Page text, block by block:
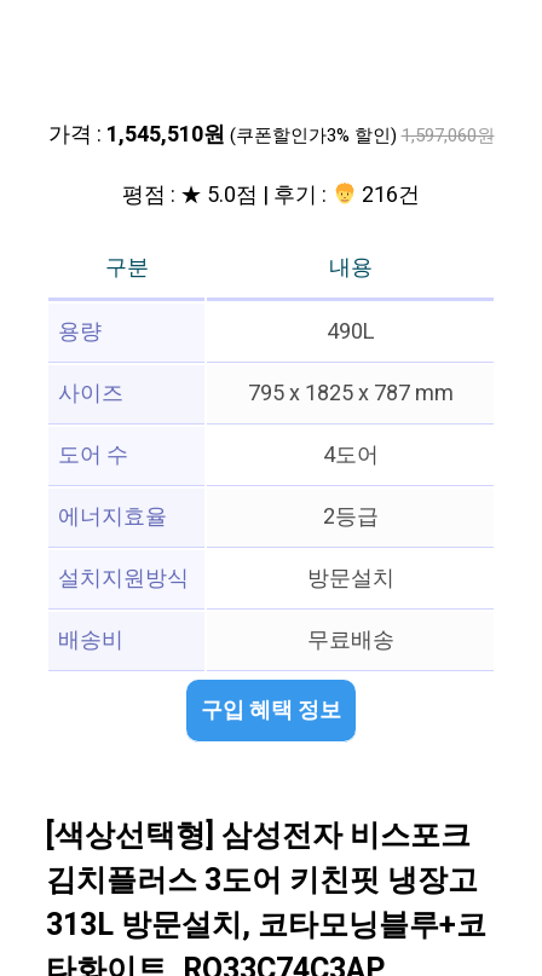
가격 : 1,545,510원 (쿠폰할인가3% 할인) 1,597,060원
평점 : ★ 5.0점 | 후기 : 216건
구분
내용
용량
490L
사이즈
795 x 1825 x 787 mm
도어 수
4도어
에너지효율
2등급
설치지원방식
방문설치
배송비
무료배송
구입 혜택 정보
[색상선택형] 삼성전자 비스포크
김치플러스 3도어 키친핏 냉장고
313L 방문설치, 코타모닝블루+코